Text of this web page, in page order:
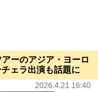
ーのアジア・ヨーロ
ェラ出演も話題に
2026.4.21 16:40